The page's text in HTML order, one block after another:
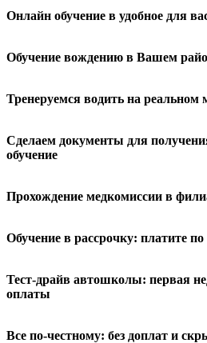
Онлайн обучение в удобное для
Обучение вождению в Вашем
Тренеруемся водить на
Сделаем документы для
обучение
Прохождение медкомиссии в
Обучение в рассрочку: платите
Тест-драйв автошколы: первая
оплаты
Все по-честному: без доплат и